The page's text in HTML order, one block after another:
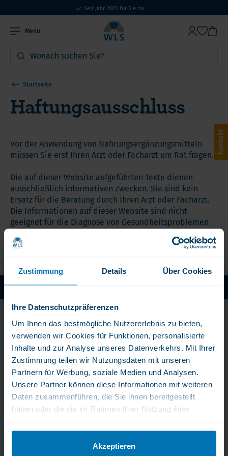
Zustimmung Details Über Cookies
Ihre Datenschutzpräferenzen
Um Ihnen das bestmögliche Nutzererlebnis zu bieten,
verwenden wir Cookies für Funktionen, personalisierte
Inhalte und zur Analyse unseres Datenverkehrs. Mit Ihrer
Zustimmung teilen wir Nutzungsdaten mit unseren
Partnern für Werbung, soziale Medien und Analysen.
Unsere Partner können diese Informationen mit weiteren
Daten zusammenführen, die Sie ihnen bereitgestellt
haben oder die sie im Rahmen Ihrer Nutzung ihrer
Sie in unserer Datenschutzerklärung.
Akzeptieren
Seit Jahr 2005 für Sie da
15% Großbestellrabatt ab 400€ Bestellwert
Menu
Startseite
Haftungsausschluss
Vor der Anwendung von Nahrungsergänzungsmitteln
müssen Sie erst Ihren Arzt oder Facharzt um Rat fragen.
Die auf dieser Website aufgeführten Texte dienen
ausschließlich informativen Zwecken. Sie sind kein
Ersatz für die Beratung durch Ihren Arzt oder Facharzt.
Die Informationen auf dieser Website sind nicht
geeignet für die Diagnose von Gesundheitsproblemen
Bleib immer am Puls
der Zeit!
Erhalten Sie exklusive Tipps, Angebote und Neuigkeiten
direkt in Ihr Postfach.
Kontakt